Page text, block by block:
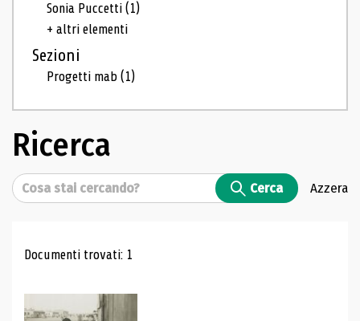
Sonia Puccetti(1)
+ altri elementi
Sezioni
Progetti mab(1)
Ricerca
Cerca Cerca Azzera
Risultati di ricerca
Documenti trovati: 1